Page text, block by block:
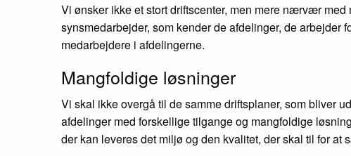
Vi ønsker ikke et stort driftscenter, men mere nærvær
synsmedarbejder, som kender de afdelinger, de arbejder
medarbejdere i afdelingerne.
Mangfoldige løsninger
Vi skal ikke overgå til de samme driftsplaner, som bliver
afdelinger med forskellige tilgange og mangfoldige
der kan leveres det miljø og den kvalitet, der skal til for at